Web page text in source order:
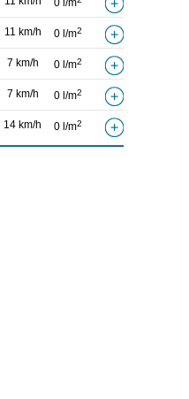
0 l/m
11 km/h 0 l/m2
7 km/h 0 l/m2
7 km/h 0 l/m2
14 km/h 0 l/m2